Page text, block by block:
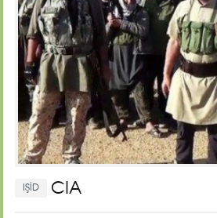
CIA
IŞİD